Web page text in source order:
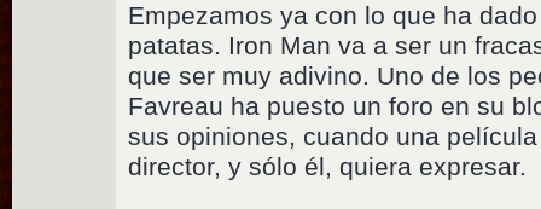
Empezamos ya con lo que ha
patatas. Iron Man va a ser un
que ser muy adivino. Uno de los
Favreau ha puesto un foro en su
sus opiniones, cuando una
director, y sólo él, quiera expresar.